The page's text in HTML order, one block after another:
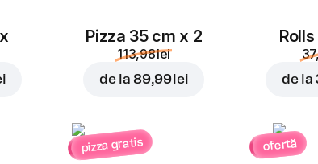
Pizza 35 cm x 2
113,98 lei
de la 89,99 lei de la
pizza gratis ofertă